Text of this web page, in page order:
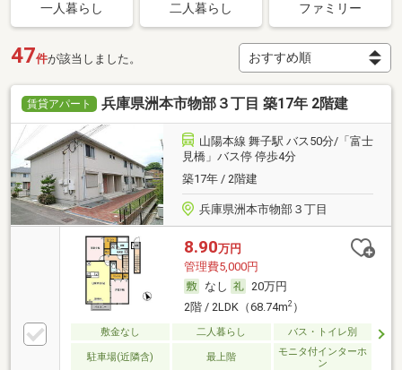
一人暮らし 二人暮らし ファミリー
47件が該当しました。
賃貸アパート 兵庫県洲本市物部３丁目 築17年 2階建
山陽本線 舞子駅 バス50分/「富士
見橋」バス停 停歩4分
築17年 / 2階建
兵庫県洲本市物部３丁目
8.90万円
管理費5,000円
なし
20万円
2階 / 2LDK（68.74m2）
敷金なし 二人暮らし バス・トイレ別
駐車場(近隣含) 最上階
モニタ付インターホ
ン